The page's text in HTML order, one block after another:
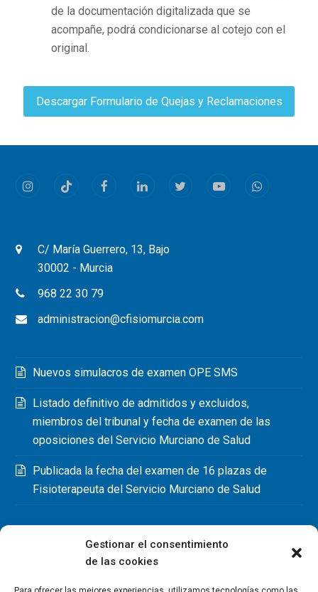
Gestionar el consentimiento
de las cookies
de la documentación digitalizada que se
acompañe, podrá condicionarse al cotejo con el
original.
Descargar Formulario de Quejas y Reclamaciones
InstagramTiktok FacebookLinkedInTwitterYoutubeWhatsapp
C/ María Guerrero, 13, Bajo
30002 - Murcia
968 22 30 79
administracion@cfisiomurcia.com
Nuevos simulacros de examen OPE SMS
Listado definitivo de admitidos y excluidos,
miembros del tribunal y fecha de examen de las
oposiciones del Servicio Murciano de Salud
Publicada la fecha del examen de 16 plazas de
Fisioterapeuta del Servicio Murciano de Salud